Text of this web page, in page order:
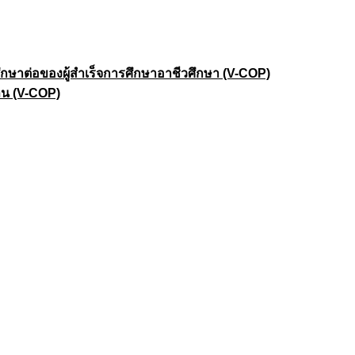
าต่อของผู้สำเร็จการศึกษาอาชีวศึกษา (V-COP)
(V-COP)